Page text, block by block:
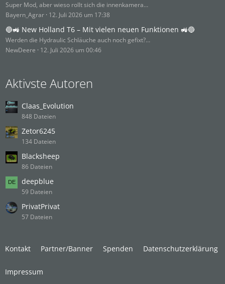
Super Mod, aber wieso rollt sich die innenkamera…
Bayern_Agrar 12. Juli 2026 um 17:38
🔵🚜 New Holland T6 – Mit vielen neuen Funktionen 🚜🔵
Werden die Hydraulic Schläuche auch noch gefixt?…
NewDeere
12. Juli 2026 um 00:46
Aktivste Autoren
Claas_Evolution
848 Dateien
Zetor6245
134 Dateien
Blacksheep
86 Dateien
deepblue
59 Dateien
PrivatPrivat
57 Dateien
Kontakt Partner/Banner Spenden Datenschutzerklärung
Impressum